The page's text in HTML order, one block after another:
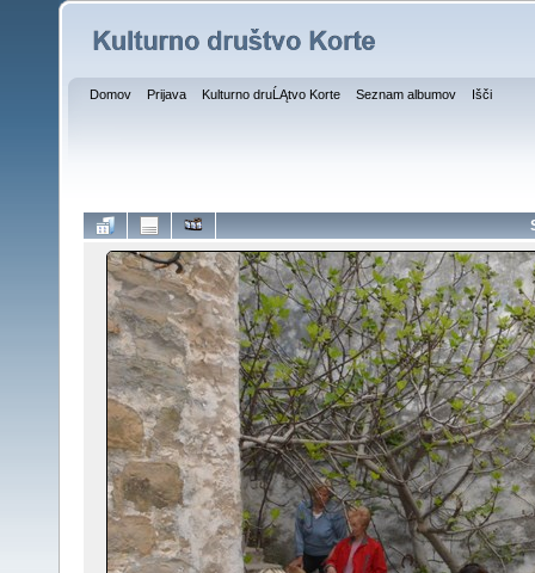
Domov Prijava Kulturno druĹĄtvo Korte Seznam albumov Išči